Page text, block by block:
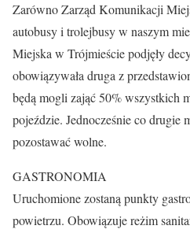
Zarówno Zarząd Komunikacji
autobusy i trolejbusy w naszym
Miejska w Trójmieście podjęły
obowiązywała druga z
będą mogli zająć 50% wszystkich
pojeździe. Jednocześnie co drugie
pozostawać wolne.
GASTRONOMIA
Uruchomione zostaną punkty
powietrzu. Obowiązuje reżim